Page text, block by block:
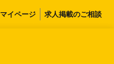
マイページ 求人掲載のご相談